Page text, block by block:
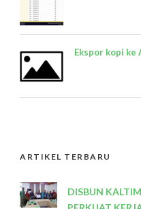
Ekspor kopi ke
ARTIKEL TERBARU
DISBUN